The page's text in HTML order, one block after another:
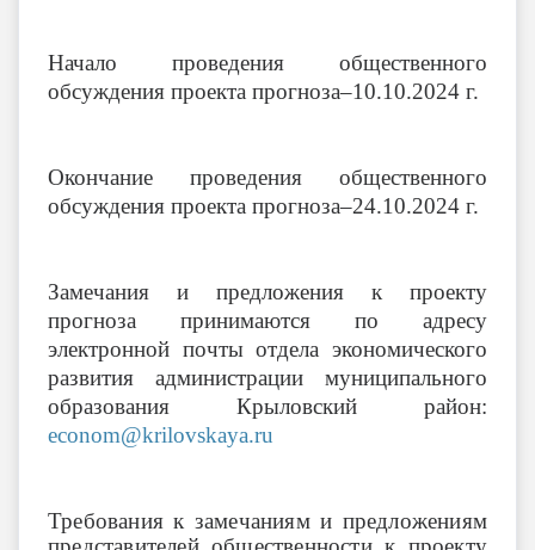
Начало проведения общественного
обсуждения проекта прогноза–10.10.2024 г.
Окончание проведения общественного
обсуждения проекта прогноза–24.10.2024 г.
Замечания и предложения к проекту
прогноза принимаются по адресу
электронной почты отдела экономического
развития администрации муниципального
образования Крыловский район:
econom@krilovskaya.ru
Требования к замечаниям и предложениям